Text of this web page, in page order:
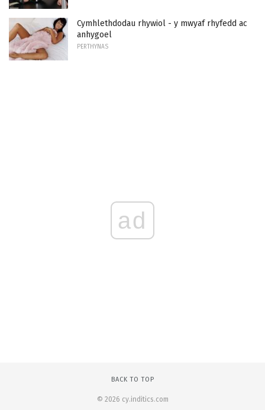
Cymhlethdodau rhywiol - y mwyaf rhyfedd ac
anhygoel
PERTHYNAS
ad
BACK TO TOP
© 2026 cy.inditics.com